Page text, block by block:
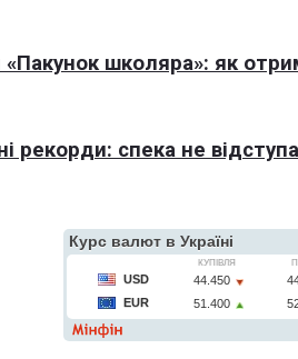
школяра»: як
рекорди: спека не